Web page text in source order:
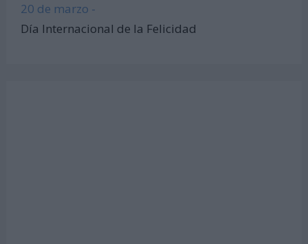
20 de marzo -
Día Internacional de la Felicidad